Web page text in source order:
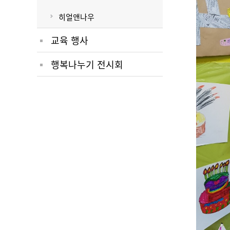
히얼앤나우
교육 행사
행복나누기 전시회